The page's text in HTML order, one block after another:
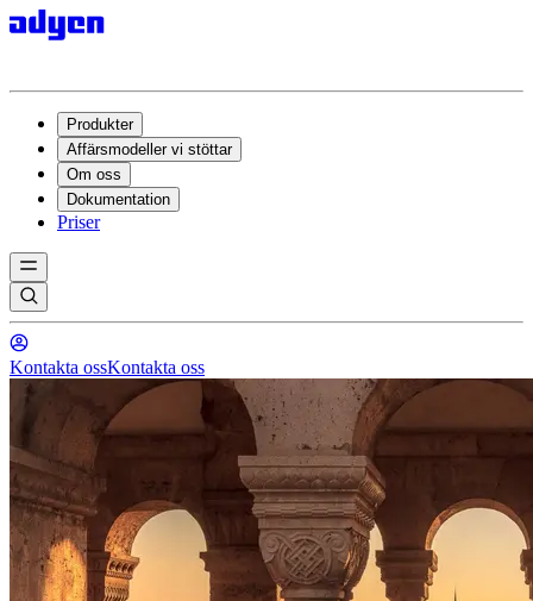
Produkter
Affärsmodeller vi stöttar
Om oss
Dokumentation
Priser
Kontakta ossKontakta oss